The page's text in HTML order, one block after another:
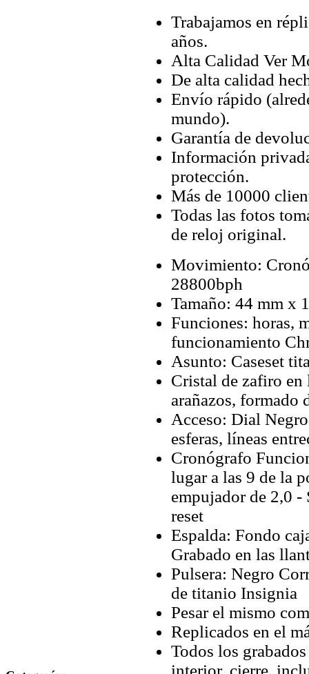
Trabajamos en
años.
Alta Calidad Ver
De alta calidad
Envío rápido
mundo).
Garantía de
Información
protección.
Más de 10000
Todas las fotos
de reloj original.
Movimiento:
28800bph
Tamaño: 44 mm x
Funciones: horas,
funcionamiento
Asunto: Caseset
Cristal de zafiro en
arañazos, formado
Acceso: Dial
esferas, líneas
Cronógrafo
lugar a las 9 de la
empujador de 2,0
reset
Espalda: Fondo
Grabado en las
Pulsera: Negro
de titanio Insignia
Pesar el mismo
Replicados en el
Todos los
interior, cierre,